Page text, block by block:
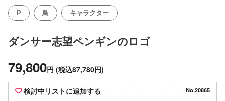
P 鳥 キャラクター
ダンサー志望ペンギンのロゴ
79,800円 (税込87,780円)
検討中リストに追加する No.20865